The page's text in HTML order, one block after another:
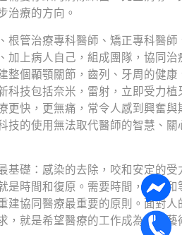
治療的方向。
根管治療專科醫師、矯正專科醫
加上病人自己，組成團隊，協同
整個顳顎關節，齒列、牙周的健
科技包括奈米，雷射，立即受力
更快，更無痛，常令人感到興奮
技的使用無法取代醫師的智慧、
基礎：感染的去除，咬和安定的
是時間和復原。需要時間，觀察
建協同醫療最重要的原則。面對
，就是希望醫療的工作成為一種